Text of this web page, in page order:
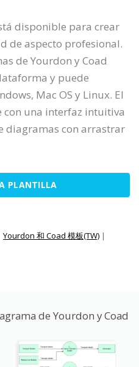
disponible para crear
de aspecto profesional.
de Yourdon y Coad
y puede
Mac OS y Linux. El
una interfaz intuitiva
diagramas con arrastrar
PLANTILLA
Yourdon 和 Coad 模板(TW) |
de Yourdon y Coad